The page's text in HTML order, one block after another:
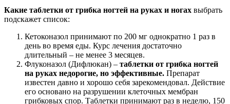
Какие таблетки от грибка ногтей на руках и ногах выбрать
подскажет список:
Кетоконазол принимают по 200 мг однократно 1 раз в
день во время еды. Курс лечения достаточно
длительный – не менее 3 месяцев.
Флуконазол (Дифлюкан) – таблетки от грибка ногтей
на руках недорогие, но эффективные. Препарат
известен давно и хорошо себя зарекомендовал. Действие
его основано на разрушении клеточных мембран
грибковых спор. Таблетки принимают раз в неделю, 150